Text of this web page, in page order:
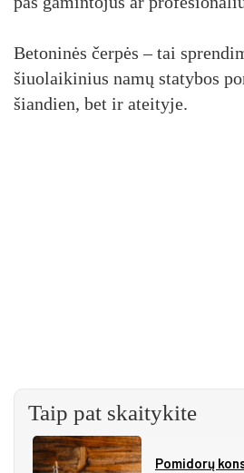
Betoninės čerpės – tai
šiuolaikinius namų statybos
šiandien, bet ir ateityje.
Taip pat skaitykite
Pomidorų